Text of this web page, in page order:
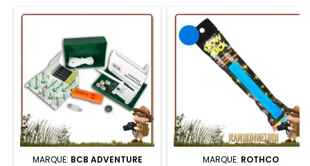
MARQUE: BCB ADVENTURE MARQUE: ROTHCO